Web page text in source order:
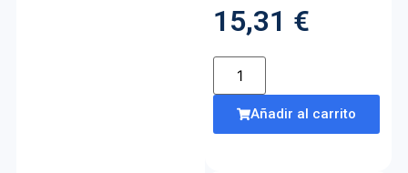
15,31 €
Añadir al carrito